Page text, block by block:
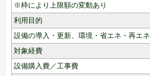
※枠により上限額の変動あり
利用目的
設備の導入・更新、 環境・省エネ・再エネ
対象経費
設備購入費／工事費